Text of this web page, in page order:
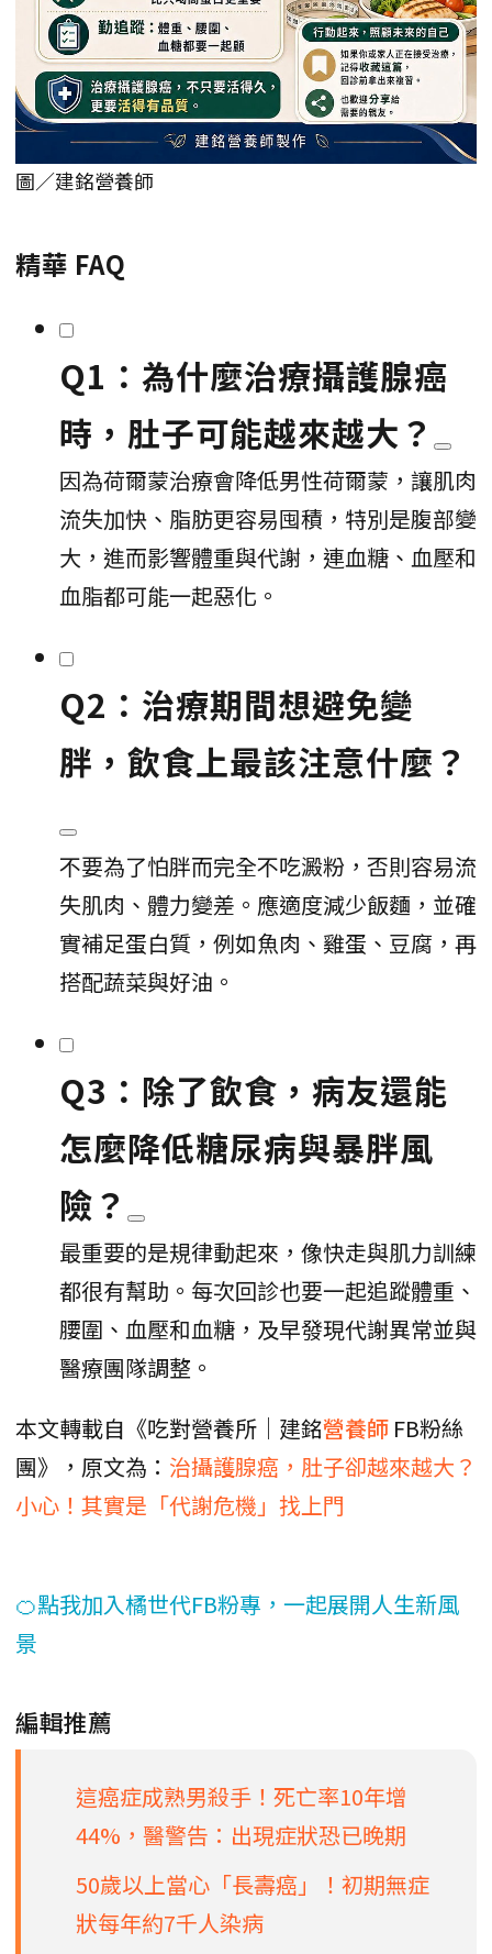
圖／建銘營養師
精華 FAQ
Q1：為什麼治療攝護腺癌
時，肚子可能越來越大？
因為荷爾蒙治療會降低男性荷爾蒙，讓肌肉
流失加快、脂肪更容易囤積，特別是腹部變
大，進而影響體重與代謝，連血糖、血壓和
血脂都可能一起惡化。
Q2：治療期間想避免變
胖，飲食上最該注意什麼？
不要為了怕胖而完全不吃澱粉，否則容易流
失肌肉、體力變差。應適度減少飯麵，並確
實補足蛋白質，例如魚肉、雞蛋、豆腐，再
搭配蔬菜與好油。
Q3：除了飲食，病友還能
怎麼降低糖尿病與暴胖風
險？
最重要的是規律動起來，像快走與肌力訓練
都很有幫助。每次回診也要一起追蹤體重、
腰圍、血壓和血糖，及早發現代謝異常並與
醫療團隊調整。
本文轉載自《吃對營養所｜建銘營養師 FB粉絲
團》，原文為： 治攝護腺癌，肚子卻越來越大？
小心！其實是「代謝危機」找上門
🍊點我加入橘世代FB粉專，一起展開人生新風
景
編輯推薦
這癌症成熟男殺手！死亡率10年增
44%，醫警告：出現症狀恐已晚期
50歲以上當心「長壽癌」！初期無症
狀每年約7千人染病